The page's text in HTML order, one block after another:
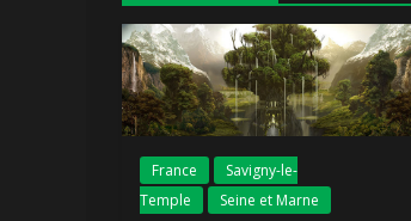
France
Savigny-le-
Temple
Seine et Marne